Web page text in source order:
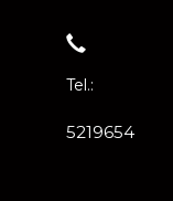
Tel.:
5219654